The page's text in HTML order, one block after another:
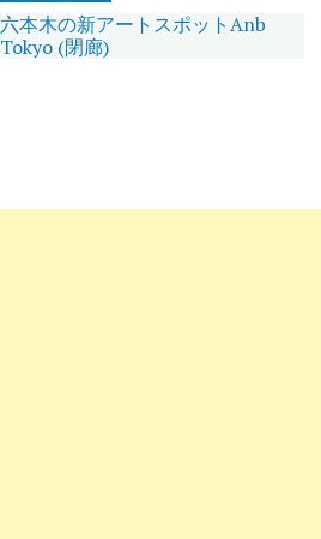
六本木の新アートスポットAnb
Tokyo (閉廊)